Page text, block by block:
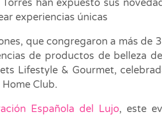
han expuesto sus
experiencias únicas
que congregaron a más de
de productos de belleza
Lifestyle & Gourmet,
Club.
Española del Lujo, este